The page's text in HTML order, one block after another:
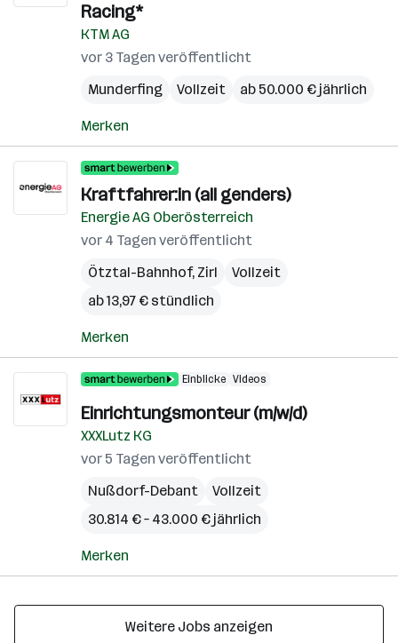
Racing*
KTM AG
vor 3 Tagen veröffentlicht
Munderfing
Vollzeit ab 50.000 € jährlich
Merken
Kraftfahrer:in (all genders)
Energie AG Oberösterreich
vor 4 Tagen veröffentlicht
Ötztal-Bahnhof, Zirl
Vollzeit
ab 13,97 € stündlich
Merken
Einblicke Videos
Einrichtungsmonteur (m/w/d)
XXXLutz KG
vor 5 Tagen veröffentlicht
Nußdorf-Debant
Vollzeit
30.814 € – 43.000 € jährlich
Merken
Weitere Jobs anzeigen